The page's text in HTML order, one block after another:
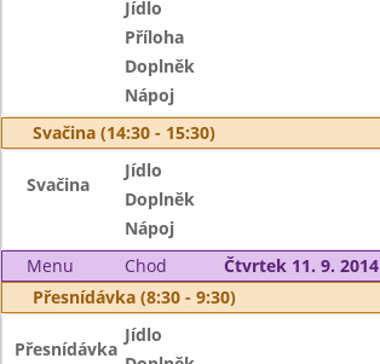
Jídlo
Příloha
Doplněk
Nápoj
Svačina (14:30 - 15:30)
Svačina
Jídlo
Doplněk
Nápoj
Menu
Chod
Čtvrtek 11. 9. 2014
Přesnídávka (8:30 - 9:30)
Přesnídávka
Jídlo